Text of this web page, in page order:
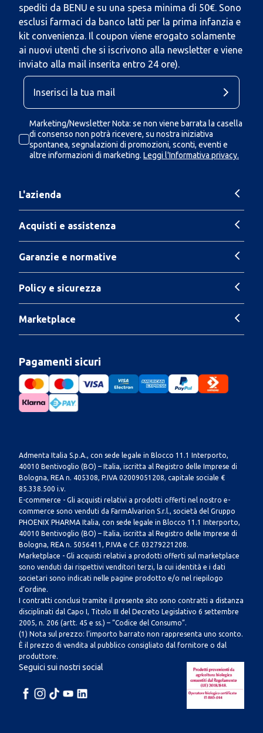
spediti da BENU e su una spesa minima di 50€. Sono
esclusi farmaci da banco latti per la prima infanzia e
kit convenienza. Il coupon viene erogato solamente
ai nuovi utenti che si iscrivono alla newsletter e viene
inviato alla mail inserita entro 24 ore).
Marketing/Newsletter Nota: se non viene barrata la casella
di consenso non potrà ricevere, su nostra iniziativa
spontanea, segnalazioni di promozioni, sconti, eventi e
altre informazioni di marketing. Leggi l'Informativa privacy.
L'azienda
Acquisti e assistenza
Garanzie e normative
Policy e sicurezza
Marketplace
Pagamenti sicuri
Admenta Italia S.p.A., con sede legale in Blocco 11.1 Interporto,
40010 Bentivoglio (BO) – Italia, iscritta al Registro delle Imprese di
Bologna, REA n. 405308, P.IVA 02009051208, capitale sociale €
85.338.500 i.v.
E-commerce - Gli acquisti relativi a prodotti offerti nel nostro e-
commerce sono venduti da FarmAlvarion S.r.l., società del Gruppo
PHOENIX PHARMA Italia, con sede legale in Blocco 11.1 Interporto,
40010 Bentivoglio (BO) – Italia, iscritta al Registro delle Imprese di
Bologna, REA n. 5056411, P.IVA e C.F. 03279221208.
Marketplace - Gli acquisti relativi a prodotti offerti sul marketplace
sono venduti dai rispettivi venditori terzi, la cui identità e i dati
societari sono indicati nelle pagine prodotto e/o nel riepilogo
d’ordine.
I contratti conclusi tramite il presente sito sono contratti a distanza
disciplinati dal Capo I, Titolo III del Decreto Legislativo 6 settembre
2005, n. 206 (artt. 45 e ss.) – “Codice del Consumo”.
(1) Nota sul prezzo: l’importo barrato non rappresenta uno sconto.
È il prezzo di vendita al pubblico consigliato dal fornitore o dal
produttore.
Seguici sui nostri social